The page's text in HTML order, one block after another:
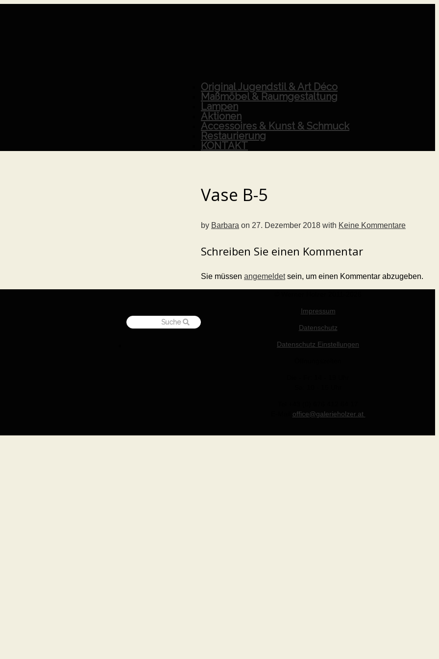
Original Jugendstil & Art Déco
Maßmöbel & Raumgestaltung
Lampen
Aktionen
Accessoires & Kunst & Schmuck
Restaurierung
KONTAKT
Vase B-5
by Barbara on 27. Dezember 2018 with Keine Kommentare
Schreiben Sie einen Kommentar
Sie müssen angemeldetsein, um einen Kommentar abzugeben.
Impressum
Datenschutz
Datenschutz Einstellungen
office@galerieholzer.at